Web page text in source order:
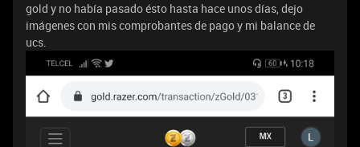
gold y no había pasado ésto hasta hace unos días, dejo
imágenes con mis comprobantes de pago y mi balance de
ucs.